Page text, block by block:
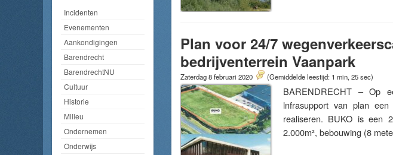
Incidenten
Evenementen
Aankondigingen
Barendrecht
BarendrechtNU
Cultuur
Historie
Milieu
Ondernemen
Onderwijs
Plan voor 24/7
bedrijventerrein Vaanpark
Zaterdag 8 februari 2020 (Gemiddelde leestijd: 1 min, 25 sec)
BARENDRECHT – Op
lnfrasupport van plan
realiseren. BUKO is een
2.000m², bebouwing (8